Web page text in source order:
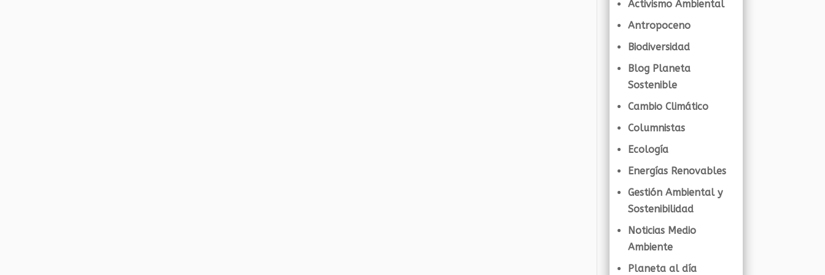
Activismo Ambiental
Antropoceno
Biodiversidad
Blog Planeta
Sostenible
Cambio Climático
Columnistas
Ecología
Energías Renovables
Gestión Ambiental y
Sostenibilidad
Noticias Medio
Ambiente
Planeta al día